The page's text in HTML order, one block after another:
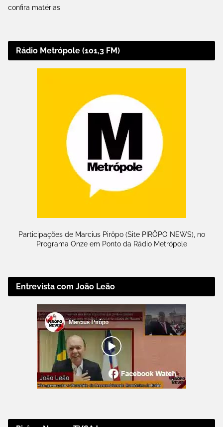
confira matérias
Rádio Metrópole (101,3 FM)
Participações de Marcius Pirôpo (Site PIRÔPO NEWS), no
Programa Onze em Ponto da Rádio Metrópole
Entrevista com João Leão